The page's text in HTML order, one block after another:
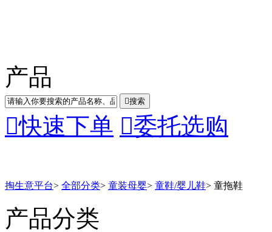
产品
搜索
快速下单 委托选购
掏生意平台> 全部分类> 童装母婴> 童鞋/婴儿鞋> 童拖鞋
产品分类